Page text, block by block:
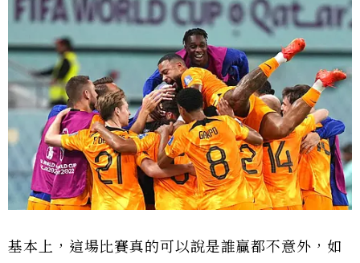
基本上，這場比賽真的可以說是誰贏都不意外，如